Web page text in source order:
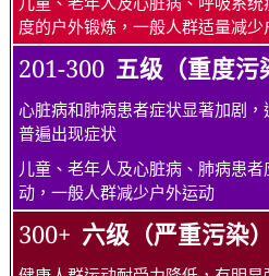
度的户外锻炼，一般人群适量减少
201-300 五级（重度污
心脏病和肺病患者症状显著加剧
普遍出现症状
儿童、老年人及心脏病、肺病患
动，一般人群减少户外运动
300+ 六级（严重污染）